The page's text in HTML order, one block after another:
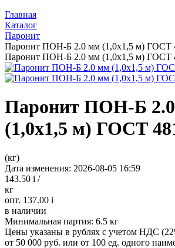
Главная
Каталог
Паронит
Паронит ПОН-Б 2.0 мм (1,0х1,5 м) ГОСТ
Паронит ПОН-Б 2.0 мм (1,0х1,5 м) ГОСТ
Паронит ПОН-Б
(1,0х1,5 м) ГОСТ
(кг)
Дата изменения: 2026-08-05 16:59
143.50 i /
кг
опт. 137.00 i
в наличии
Минимальная партия: 6.5 кг
Цены указаны в рублях с учетом НДС
от 50 000 руб. или от 100 ед. одного